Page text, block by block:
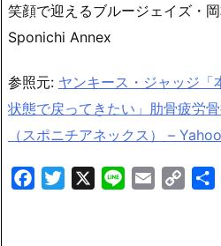
笑顔で迎えるブルージェイズ・
Sponichi Annex
参照元: ヤンキース・ジャッジ「
状態で戻ってきたい」肋骨疲労
（スポニチアネックス） –
FacebookTwitter Line Email
Copy